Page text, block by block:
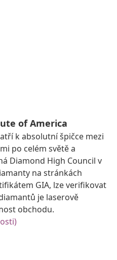
of America
k absolutní špičce mezi
po celém světě a
Diamond High Council v
na stránkách
GIA, lze verifikovat
je laserově
obchodu.